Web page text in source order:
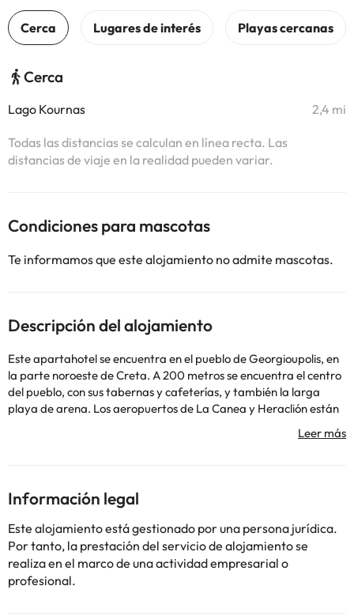
Cerca
Lago Kournas 2,4 mi
Todas las distancias se calculan en línea recta. Las
distancias de viaje en la realidad pueden variar.
Condiciones para mascotas
Te informamos que este alojamiento no admite mascotas.
Descripción del alojamiento
Este apartahotel se encuentra en el pueblo de Georgioupolis, en
la parte noroeste de Creta. A 200 metros se encuentra el centro
del pueblo, con sus tabernas y cafeterías, y también la larga
playa de arena. Los aeropuertos de La Canea y Heraclión están
a 45 km y 100 km, respectivamente. El hotel cuenta con 30
consultar sus tarifas directamente en el establecimiento. Toda la
información de esta ficha está sujeta a cambios por parte del
alojamiento. Si tienes dudas, contáctanos.
Información legal
Este alojamiento está gestionado por una persona jurídica.
Por tanto, la prestación del servicio de alojamiento se
realiza en el marco de una actividad empresarial o
profesional.